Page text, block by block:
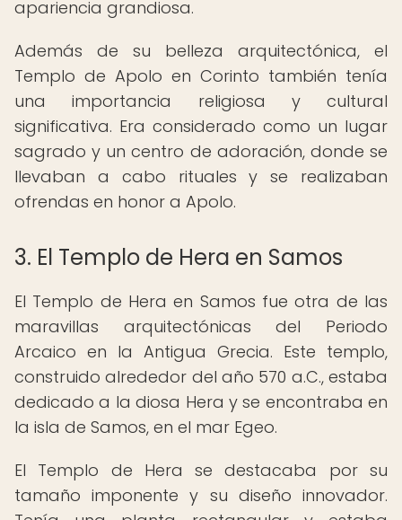
apariencia grandiosa.
Además de su belleza arquitectónica, el
Templo de Apolo en Corinto también tenía
una importancia religiosa y cultural
significativa. Era considerado como un lugar
sagrado y un centro de adoración, donde se
llevaban a cabo rituales y se realizaban
ofrendas en honor a Apolo.
3. El Templo de Hera en Samos
El Templo de Hera en Samos fue otra de las
maravillas arquitectónicas del Periodo
Arcaico en la Antigua Grecia. Este templo,
construido alrededor del año 570 a.C., estaba
dedicado a la diosa Hera y se encontraba en
la isla de Samos, en el mar Egeo.
El Templo de Hera se destacaba por su
tamaño imponente y su diseño innovador.